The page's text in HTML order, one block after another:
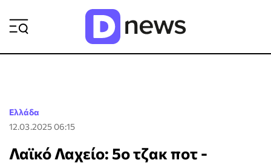
Ελλάδα
12.03.2025 06:15
Λαϊκό Λαχείο: 5ο τζακ ποτ -